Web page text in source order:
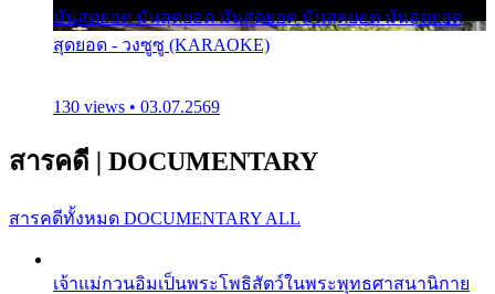
มันสุดยอด มันสุดยอด มันสุดยอด มันสุดยอด มันสุดยอด
สุดยอด - วงซูซู (KARAOKE)
130 views • 03.07.2569
สารคดี | DOCUMENTARY
สารคดีทั้งหมด DOCUMENTARY ALL
เจ้าแม่กวนอิมเป็นพระโพธิสัตว์ในพระพุทธศาสนานิกาย